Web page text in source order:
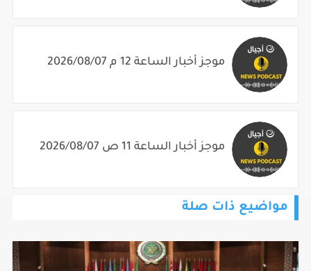
موجز أخبار الساعة 12 م 2026/08/07
موجز أخبار الساعة 11 ص 2026/08/07
مواضيع ذات صلة